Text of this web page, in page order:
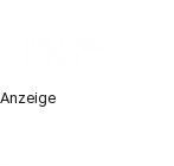
Anzeige